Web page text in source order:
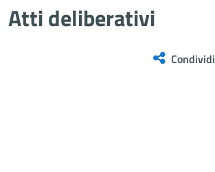
Atti deliberativi
Condividi